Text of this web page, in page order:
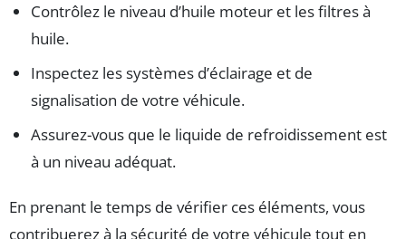
Contrôlez le niveau d’huile moteur et les filtres à
huile.
Inspectez les systèmes d’éclairage et de
signalisation de votre véhicule.
Assurez-vous que le liquide de refroidissement est
à un niveau adéquat.
En prenant le temps de vérifier ces éléments, vous
contribuerez à la sécurité de votre véhicule tout en